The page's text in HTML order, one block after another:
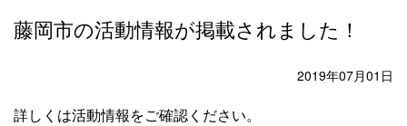
藤岡市の活動情報が掲載されました！
2019年07月01日
詳しくは活動情報をご確認ください。